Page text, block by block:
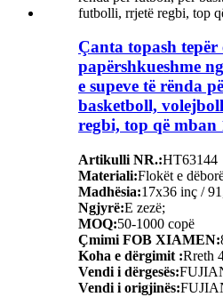
Çanta topash tepër
papërshkueshme
e supeve të rënda
basketboll,
regbi, top që mban
Artikulli NR.:HT63144
Materiali:Flokët e
Madhësia:17x36 inç /
Ngjyrë:E zezë;
MOQ:50-1000 copë
Çmimi FOB XIAMEN:
Koha e dërgimit :Rreth
Vendi i dërgesës:
Vendi i origjinës: